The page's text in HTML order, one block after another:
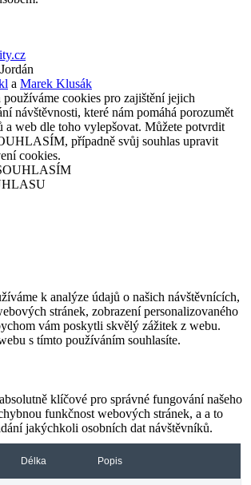
a Marek Klusák
používáme cookies pro zajištění jejich
návštěvnosti, které nám pomáhá porozumět
a web dle toho vylepšovat. Můžete potvrdit
případně svůj souhlas upravit
cookies.
k analýze údajů o našich návštěvnících,
stránek, zobrazení personalizovaného
vám poskytli skvělý zážitek z webu.
s tímto používáním souhlasíte.
klíčové pro správné fungování našeho
funkčnost webových stránek, a a to
jakýchkoli osobních dat návštěvníků.
Délka Popis